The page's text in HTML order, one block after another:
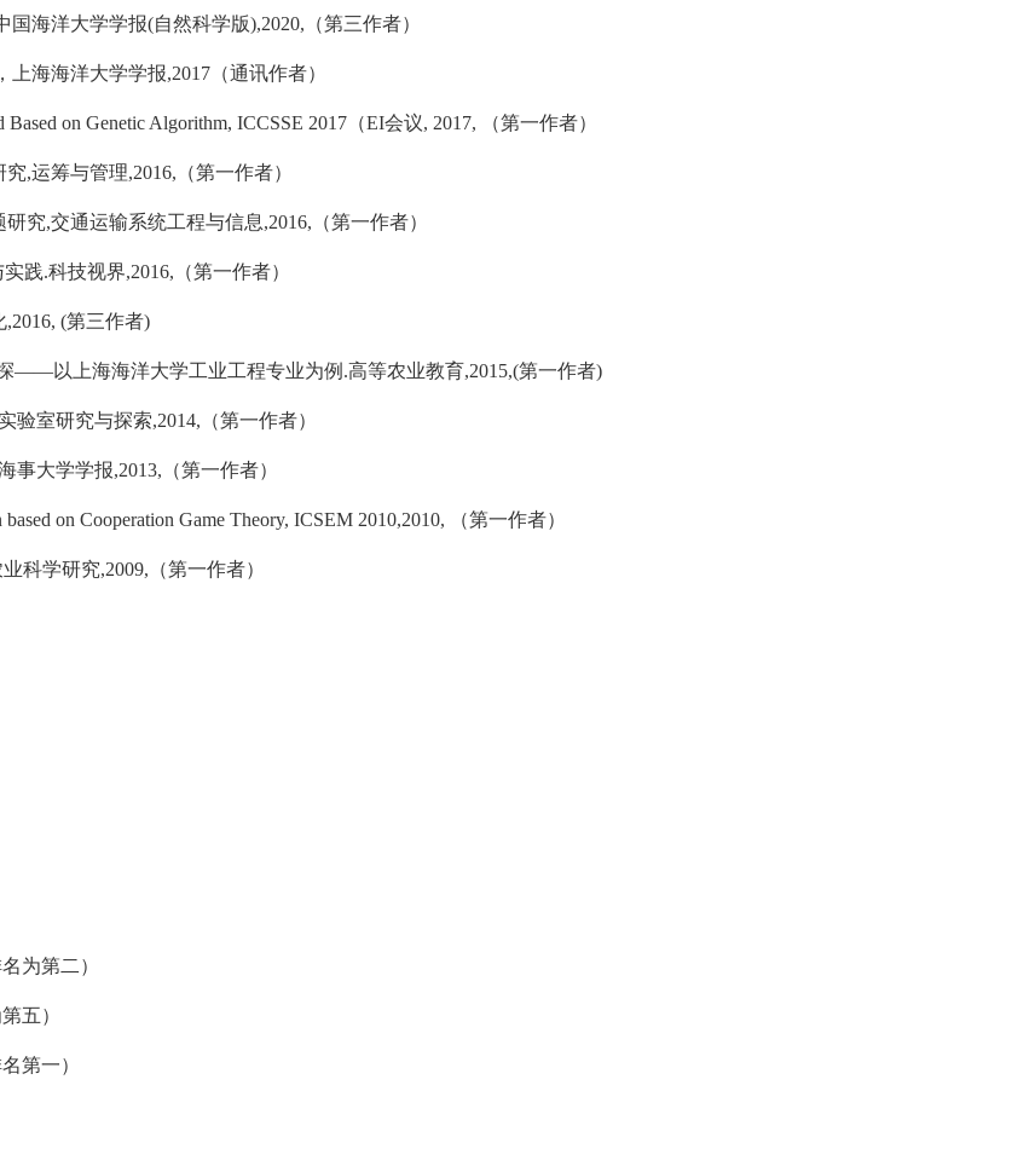
国海洋大学学报(自然科学版),2020, （第三作者）
上海海洋大学学报,2017 （通讯作者）
on Genetic Algorithm, ICCSSE 2017 （EI会议, 2017, （第一作者）
究,运筹与管理,2016, （第一作者）
研究,交通运输系统工程与信息,2016, （第一作者）
实践.科技视界,2016, （第一作者）
,2016, (第三作者)
——以上海海洋大学工业工程专业为例 .高等农业教育,2015,(第一作者)
验室研究与探索,2014, （第一作者）
事大学学报,2013, （第一作者）
on Cooperation Game Theory, ICSEM 2010,2010, （第一作者）
科学研究,2009, （第一作者）
为第二）
五）
第一）